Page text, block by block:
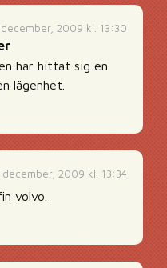
december, 2009 kl. 13:30
har hittat sig en
lägenhet.
december, 2009 kl. 13:34
volvo.